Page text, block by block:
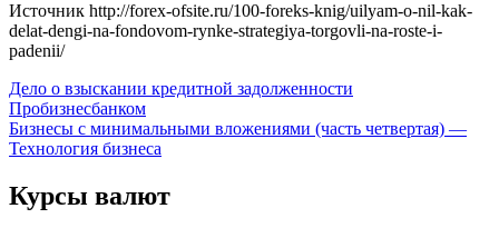
Источник http://forex-ofsite.ru/100-foreks-knig/uilyam-o-nil-kak-
delat-dengi-na-fondovom-rynke-strategiya-torgovli-na-roste-i-
padenii/
Навигация
по
записям
Дело о взыскании кредитной задолженности
Пробизнесбанком
Бизнесы с минимальными вложениями (часть четвертая) —
Технология бизнеса
Курсы валют